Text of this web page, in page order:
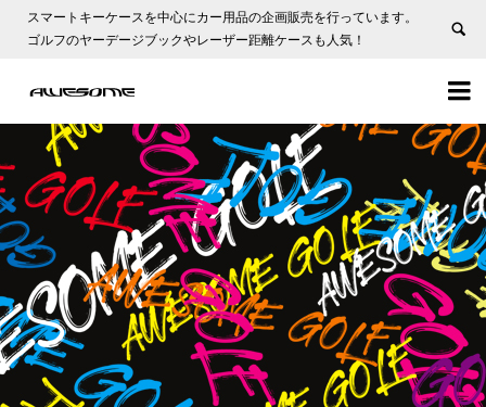
スマートキーケースを中心にカー用品の企画販売を行っています。
ゴルフのヤーデージブックやレーザー距離ケースも人気！

